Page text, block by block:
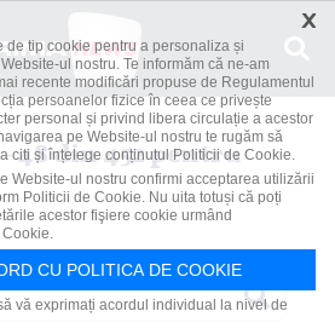
48 din 452 pentru
×
de tip cookie pentru a personaliza și
ul nostru. Te informăm că ne-am
recente modificări propuse de Regulamentul
persoanelor fizice în ceea ce privește
personal și privind libera circulație a acestor
pe Website-ul nostru te rugăm să
citi și înțelege conținutul Politicii de Cookie.
Website-ul nostru confirmi acceptarea utilizării
Politicii de Cookie. Nu uita totuși că poți
acestor fişiere cookie urmând
CU POLITICA DE COOKIE
vă exprimați acordul individual la nivel de